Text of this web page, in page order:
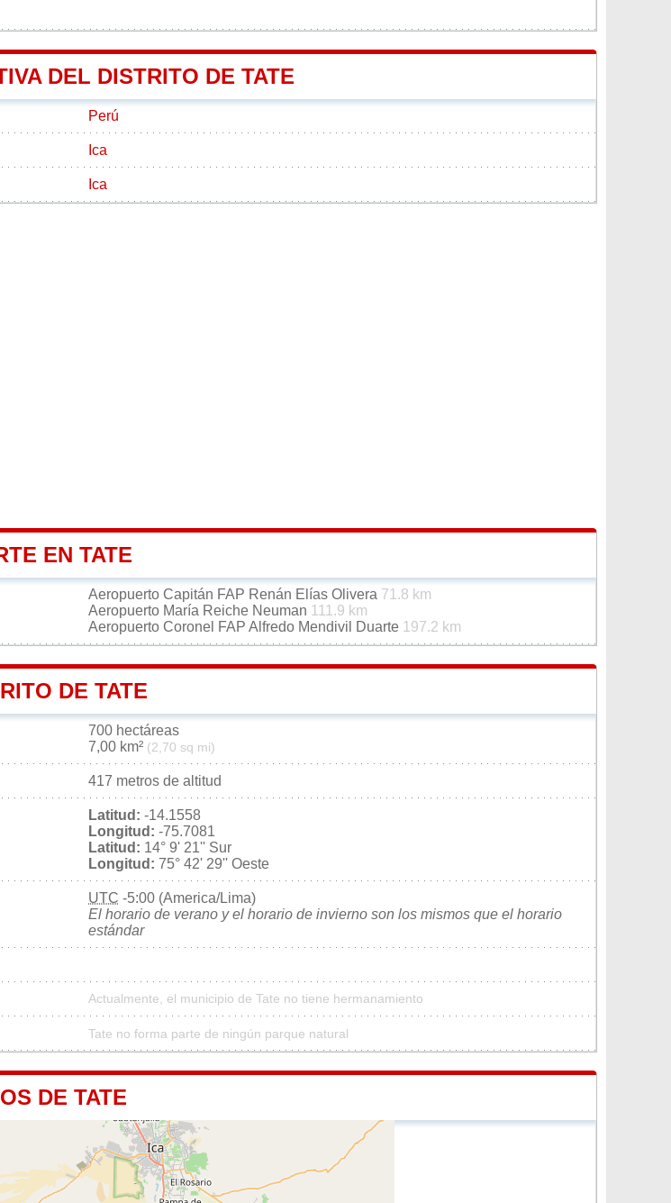
DEL DISTRITO DE TATE
Perú
Ica
Ica
EN TATE
Aeropuerto Capitán FAP Renán Elías Olivera 71.8 km
Aeropuerto María Reiche Neuman 111.9 km
Aeropuerto Coronel FAP Alfredo Mendivil Duarte 197.2 km
DE TATE
700 hectáreas
7,00 km² (2,70 sq mi)
417 metros de altitud
Latitud: -14.1558
Longitud: -75.7081
Latitud: 14° 9' 21'' Sur
Longitud: 75° 42' 29'' Oeste
UTC -5:00 (America/Lima)
El horario de verano y el horario de invierno son los mismos que el horario
estándar
Actualmente, el municipio de Tate no tiene hermanamiento
Tate no forma parte de ningún parque natural
DE TATE